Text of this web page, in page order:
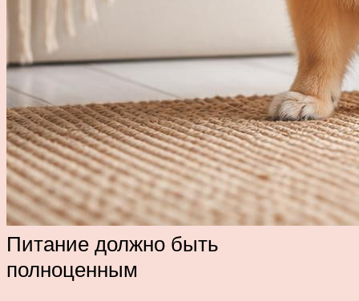
Питание должно быть
полноценным